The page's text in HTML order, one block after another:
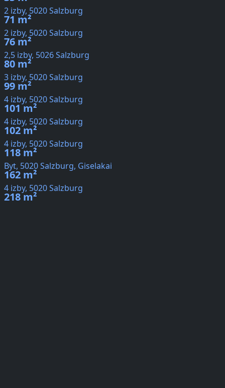
2 izby, 5020 Salzburg
71 m²
2 izby, 5020 Salzburg
76 m²
2,5 izby, 5026 Salzburg
80 m²
3 izby, 5020 Salzburg
99 m²
4 izby, 5020 Salzburg
101 m²
4 izby, 5020 Salzburg
102 m²
4 izby, 5020 Salzburg
118 m²
Byt, 5020 Salzburg, Giselakai
162 m²
4 izby, 5020 Salzburg
218 m²